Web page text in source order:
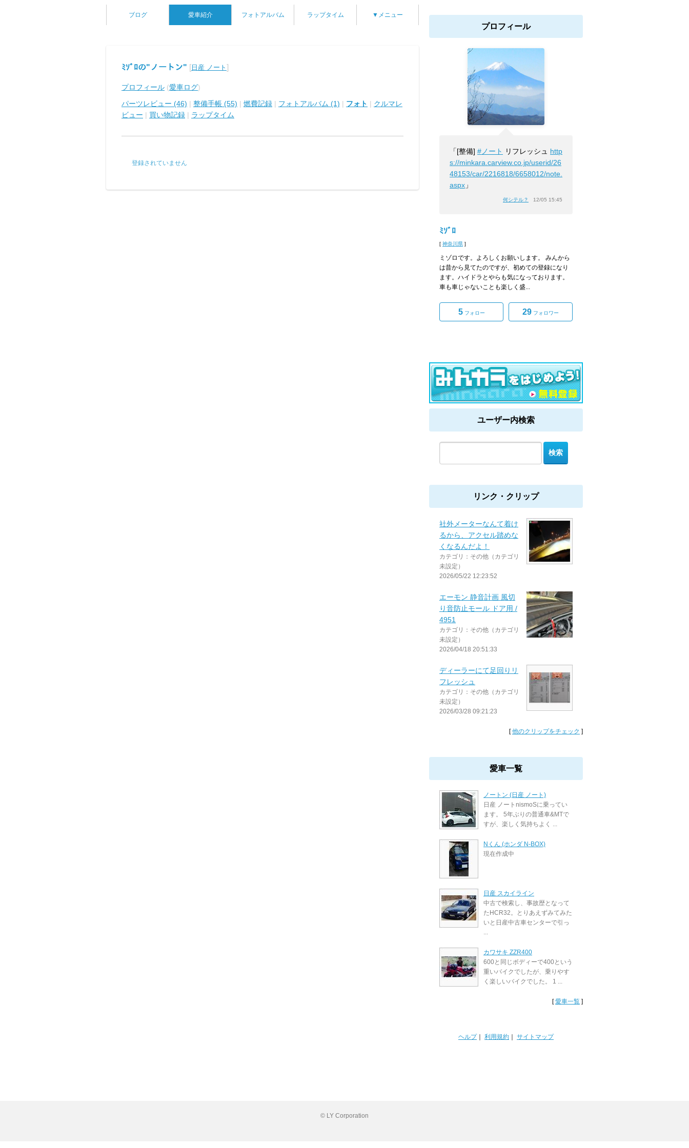
ブログ 愛車紹介 フォトアルバム ラップタイム ▼メニュー
ﾐｿﾞﾛの"ノートン" [ 日産 ノート ]
プロフィール (愛車ログ)
パーツレビュー (46) | 整備手帳 (55) | 燃費記録 | フォトアルバム (1) | フォト | クルマレ
ビュー | 買い物記録 | ラップタイム
登録されていません
プロフィール
「[整備] #ノート リフレッシュ http
s://minkara.carview.co.jp/userid/26
48153/car/2216818/6658012/note.
aspx 」
何シテル？ 12/05 15:45
ﾐｿﾞﾛ
[ 神奈川県 ]
ミゾロです。よろしくお願いします。 みんから
は昔から見てたのですが、初めての登録になり
ます。ハイドラとやらも気になっております。
車も車じゃないことも楽しく盛...
5フォロー 29 フォロワー
ユーザー内検索
リンク・クリップ
社外メーターなんて着け
るから、アクセル踏めな
くなるんだよ！
カテゴリ：その他（カテゴリ
未設定）
2026/05/22 12:23:52
エーモン 静音計画 風切
り音防止モール ドア用 /
4951
カテゴリ：その他（カテゴリ
未設定）
2026/04/18 20:51:33
ディーラーにて足回りリ
フレッシュ
カテゴリ：その他（カテゴリ
未設定）
2026/03/28 09:21:23
[他のクリップをチェック ]
愛車一覧
ノートン (日産 ノート)
日産 ノートnismoSに乗ってい
ます。 5年ぶりの普通車&MTで
すが、楽しく気持ちよく ...
Nくん (ホンダ N-BOX)
現在作成中
日産 スカイライン
中古で検索し、事故歴となって
たHCR32。とりあえずみてみた
いと日産中古車センターで引っ
...
カワサキ ZZR400
600と同じボディーで400という
重いバイクでしたが、乗りやす
く楽しいバイクでした。 1 ...
[愛車一覧 ]
ヘルプ｜ 利用規約 サイトマップ
© LY Corporation